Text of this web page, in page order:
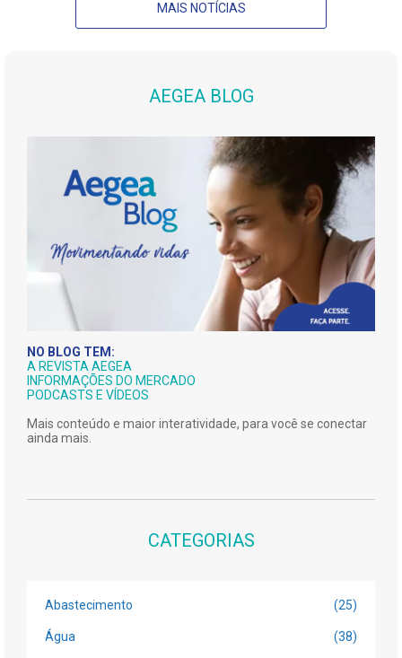
MAIS NOTÍCIAS
AEGEA BLOG
NO BLOG TEM:
A REVISTA AEGEA
INFORMAÇÕES DO MERCADO
PODCASTS E VÍDEOS
Mais conteúdo e maior interatividade, para você se conectar
ainda mais.
CATEGORIAS
Abastecimento (25)
Água (38)